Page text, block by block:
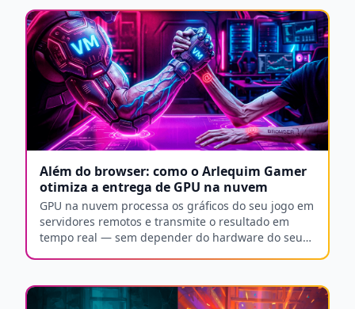
na nuvem e o cloud gaming surgem como
alternativas práticas para ampliar o acesso à alta
performance.
Além do browser: como o Arlequim Gamer
otimiza a entrega de GPU na nuvem
GPU na nuvem processa os gráficos do seu jogo em
servidores remotos e transmite o resultado em
tempo real — sem depender do hardware do seu
dedicado, telemetria integrada e reconhecimento
automático de periféricos.